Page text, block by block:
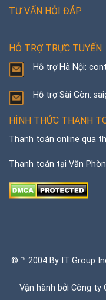
TƯ VẤN HỎI ĐÁP
HỖ TRỢ TRỰC TUYẾN
Hỗ trợ Hà Nội:
Hỗ trợ Sài Gòn:
HÌNH THỨC THANH
Thanh toán online qua
Thanh toán tại Văn
© ™ 2004 By IT Group
Vận hành bởi Công ty